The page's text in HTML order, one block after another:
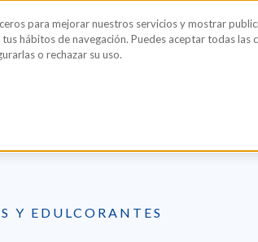
y cejasGafas de SolHigiene íntima
Y EDULCORANTES
para mejorar nuestros servicios y mostrar
hábitos de navegación. Puedes aceptar todas las
o rechazar su uso.